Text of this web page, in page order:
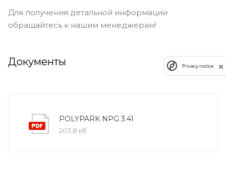
Для получения детальной информации
обращайтесь к нашим менеджерам!
Документы
POLYPARK NPG 3.41
203,8 кб
Privacy notice